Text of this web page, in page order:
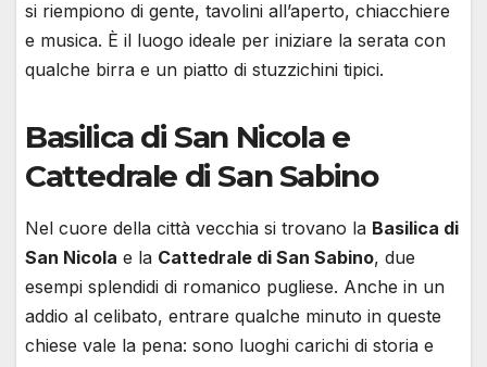
si riempiono di gente, tavolini all’aperto, chiacchiere
e musica. È il luogo ideale per iniziare la serata con
qualche birra e un piatto di stuzzichini tipici.
Basilica di San Nicola e
Cattedrale di San Sabino
Nel cuore della città vecchia si trovano la Basilica di
San Nicola e la Cattedrale di San Sabino, due
esempi splendidi di romanico pugliese. Anche in un
addio al celibato, entrare qualche minuto in queste
chiese vale la pena: sono luoghi carichi di storia e